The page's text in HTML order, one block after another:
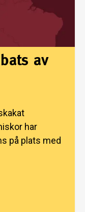
av
har
på plats med